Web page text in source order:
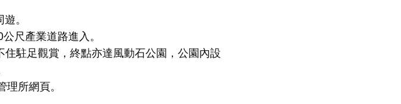
。
尺產業道路進入。
駐足觀賞，終點亦達風動石公園，公園內設
理所網頁。